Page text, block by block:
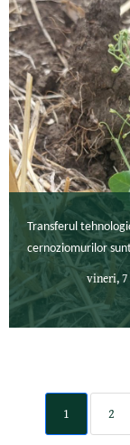
Transferul
cernoziomurilor
vineri, 7
1 2